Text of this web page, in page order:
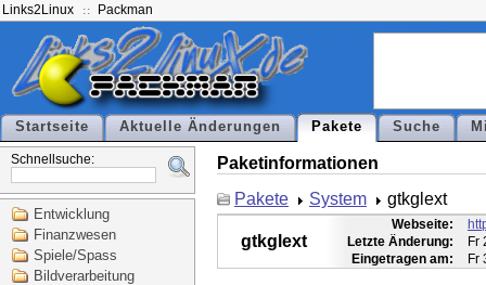
Links2Linux Packman
Startseite Aktuelle Änderungen Pakete Suche
Schnellsuche:
Entwicklung
Finanzwesen
Spiele/Spass
Bildverarbeitung
Paketinformationen
Pakete
System gtkglext
gtkglext
Webseite:
Letzte Änderung:
Fr
Eingetragen am:
Fr